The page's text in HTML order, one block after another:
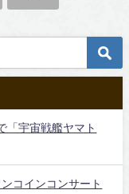
「宇宙戦艦ヤマト
コインコンサート